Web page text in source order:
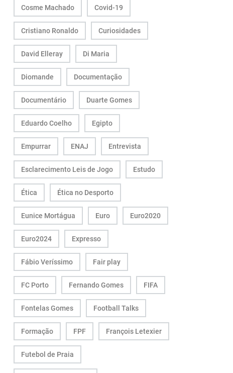
Cosme Machado Covid-19
Cristiano Ronaldo Curiosidades
David Elleray Di Maria
Diomande Documentação
Documentário Duarte Gomes
Eduardo Coelho Egipto
Empurrar ENAJ Entrevista
Esclarecimento Leis de Jogo Estudo
Ética Ética no Desporto
Eunice Mortágua Euro Euro2020
Euro2024 Expresso
Fábio Veríssimo Fair play
FC Porto Fernando Gomes FIFA
Fontelas Gomes Football Talks
Formação FPF François Letexier
Futebol de Praia